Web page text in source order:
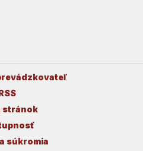
stránok
súkromia